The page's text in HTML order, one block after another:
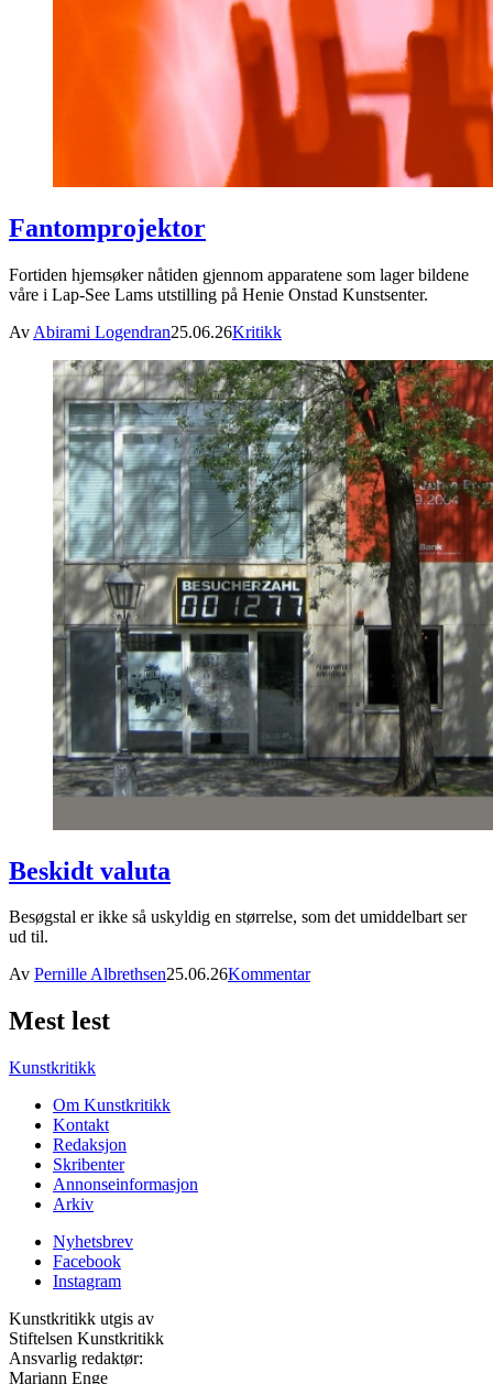
Fantomprojektor
Fortiden hjemsøker nåtiden gjennom apparatene som lager bildene
våre i Lap-See Lams utstilling på Henie Onstad Kunstsenter.
Av Abirami Logendran25.06.26Kritikk
Beskidt valuta
Besøgstal er ikke så uskyldig en størrelse, som det umiddelbart ser
ud til.
Av Pernille Albrethsen25.06.26Kommentar
Mest lest
Kunstkritikk
Om Kunstkritikk
Kontakt
Redaksjon
Skribenter
Annonseinformasjon
Arkiv
Nyhetsbrev
Facebook
Instagram
Kunstkritikk utgis av
Stiftelsen Kunstkritikk
Ansvarlig redaktør:
Mariann Enge